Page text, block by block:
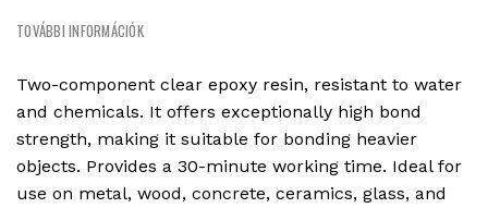
TOVÁBBI INFORMÁCIÓK
Two-component clear epoxy resin, resistant to water
and chemicals. It offers exceptionally high bond
strength, making it suitable for bonding heavier
objects. Provides a 30-minute working time. Ideal for
use on metal, wood, concrete, ceramics, glass, and